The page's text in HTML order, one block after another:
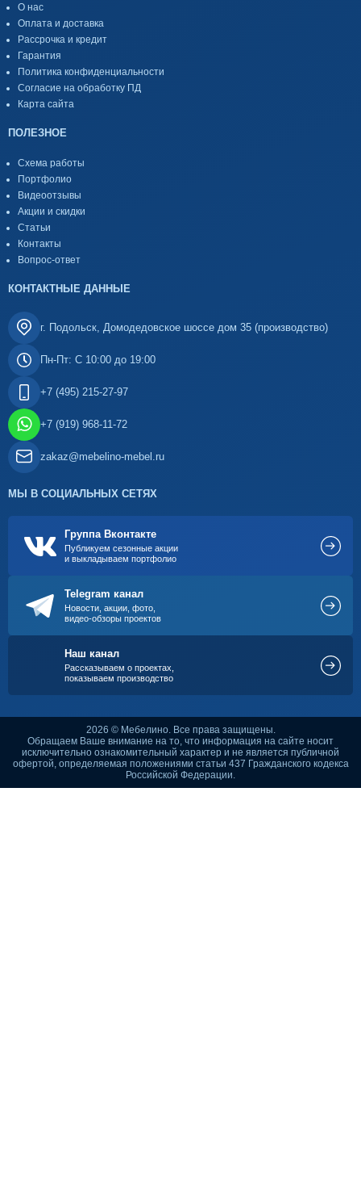
О нас
Оплата и доставка
Рассрочка и кредит
Гарантия
Политика конфиденциальности
Согласие на обработку ПД
Карта сайта
ПОЛЕЗНОЕ
Схема работы
Портфолио
Видеоотзывы
Акции и скидки
Статьи
Контакты
Вопрос-ответ
КОНТАКТНЫЕ ДАННЫЕ
г. Подольск, Домодедовское шоссе дом 35 (производство)
Пн-Пт: С 10:00 до 19:00
+7 (495) 215-27-97
+7 (919) 968-11-72
zakaz@mebelino-mebel.ru
МЫ В СОЦИАЛЬНЫХ СЕТЯХ
Группа Вконтакте
Публикуем сезонные акции
и выкладываем портфолио
Telegram канал
Новости, акции, фото,
видео-обзоры проектов
Наш канал
Рассказываем о проектах,
показываем производство
2026 © Мебелино. Все права защищены.
Обращаем Ваше внимание на то, что информация на сайте носит
исключительно ознакомительный характер и не является публичной
офертой, определяемая положениями статьи 437 Гражданского кодекса
Российской Федерации.